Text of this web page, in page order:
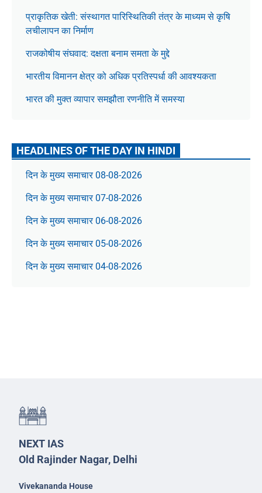
प्राकृतिक खेती: संस्थागत पारिस्थितिकी तंत्र के माध्यम से कृषि
लचीलापन का निर्माण
राजकोषीय संघवाद: दक्षता बनाम समता के मुद्दे
भारतीय विमानन क्षेत्र को अधिक प्रतिस्पर्धा की आवश्यकता
भारत की मुक्त व्यापार समझौता रणनीति में समस्या
HEADLINES OF THE DAY IN HINDI
दिन के मुख्य समाचार 08-08-2026
दिन के मुख्य समाचार 07-08-2026
दिन के मुख्य समाचार 06-08-2026
दिन के मुख्य समाचार 05-08-2026
दिन के मुख्य समाचार 04-08-2026
NEXT IAS
Old Rajinder Nagar, Delhi
Vivekananda House